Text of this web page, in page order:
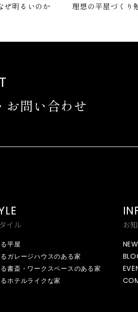
ぜ明るいのか 理想の平屋づくり
お問い合わせ
イル
平屋
ガレージハウスのある家
書斎・ワークスペースのある家
ホテルライクな家
お